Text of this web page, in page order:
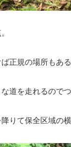
正規の場所もあ
道を走れるので
りて保全区域の